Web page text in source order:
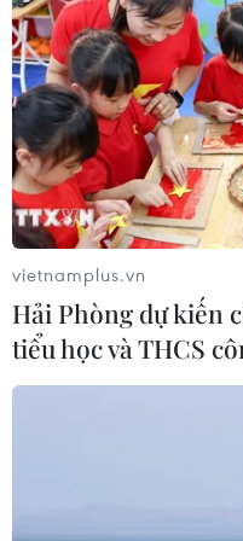
Thành phố Hồ Chí
vong vì bệnh dại
năm
20/07/2026 05:41
Vụ ngạt khí tại
ở Thanh Hóa: 5 người
nạn nhân cấp cứu
20/07/2026 04:17
vietnamplus.vn
Hải Phòng dự kiến
tiểu học và THCS